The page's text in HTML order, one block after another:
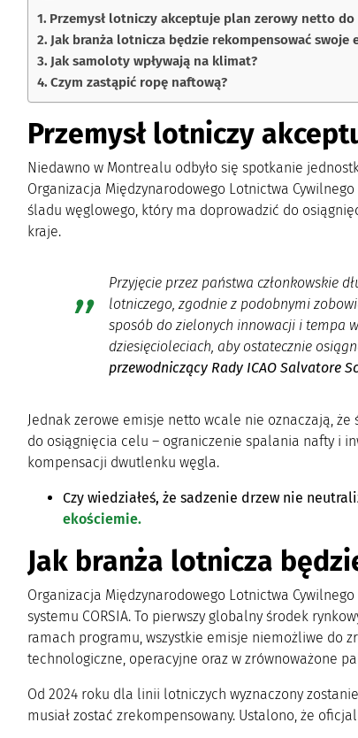
Przemysł lotniczy akceptuje plan zerowy netto
Jak branża lotnicza będzie rekompensować swoje
Jak samoloty wpływają na klimat?
Czym zastąpić ropę naftową?
Przemysł lotniczy
Niedawno w Montrealu odbyło się spotkanie
Organizacja Międzynarodowego Lotnictwa
śladu węglowego, który ma doprowadzić do
kraje.
Przyjęcie przez państwa członkowskie
lotniczego, zgodnie z podobnymi
sposób do zielonych innowacji i tempa
dziesięcioleciach, aby ostatecznie
przewodniczący Rady ICAO Salvatore
Jednak zerowe emisje netto wcale nie oznaczają,
do osiągnięcia celu – ograniczenie spalania nafty i
kompensacji dwutlenku węgla.
Czy wiedziałeś, że sadzenie drzew nie
ekościemie.
Jak branża lotnicza
Organizacja Międzynarodowego Lotnictwa
systemu CORSIA. To pierwszy globalny środek
ramach programu, wszystkie emisje niemożliwe do
technologiczne, operacyjne oraz w zrównoważone
Od 2024 roku dla linii lotniczych wyznaczony
musiał zostać zrekompensowany. Ustalono, że